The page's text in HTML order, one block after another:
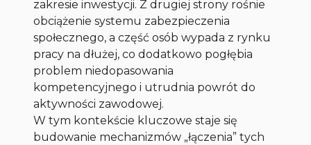
zakresie inwestycji. Z drugiej strony rośnie
obciążenie systemu zabezpieczenia
społecznego, a część osób wypada z rynku
pracy na dłużej, co dodatkowo pogłębia
problem niedopasowania
kompetencyjnego i utrudnia powrót do
aktywności zawodowej.
W tym kontekście kluczowe staje się
budowanie mechanizmów „łączenia” tych